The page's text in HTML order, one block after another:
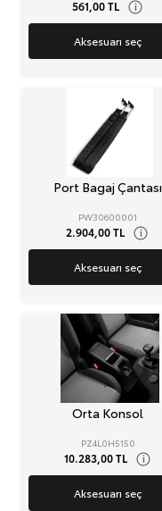
561,00 TL i
Aksesuarı seç
Port Bagaj Çantası
PW30600001
2.904,00 TL i
Aksesuarı seç
Orta Konsol
PZ4L0H5150
10.283,00 TL i
Aksesuarı seç